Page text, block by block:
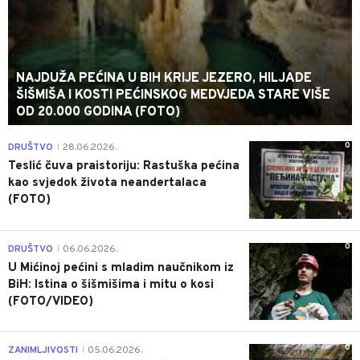
NAJDUŽA PEĆINA U BIH KRIJE JEZERO, HILJADE
ŠIŠMIŠA I KOSTI PEĆINSKOG MEDVJEDA STARE VIŠE
OD 20.000 GODINA (FOTO)
0
DRUŠTVO 28.06.2026.
Teslić čuva praistoriju: Rastuška pećina
kao svjedok života neandertalaca
(FOTO)
0
DRUŠTVO 06.06.2026.
U Mićinoj pećini s mladim naučnikom iz
BiH: Istina o šišmišima i mitu o kosi
(FOTO/VIDEO)
0
ZANIMLJIVOSTI 05.06.2026.